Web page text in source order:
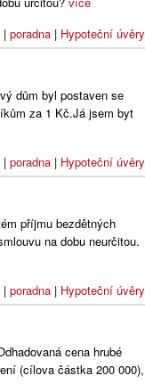
| poradna| Hypoteční úvěry
dům byl postaven se
za 1 Kč.Já jsem byt
| poradna| Hypoteční úvěry
příjmu bezdětných
na dobu neurčitou.
| poradna| Hypoteční úvěry
cena hrubé
(cílova částka 200 000),